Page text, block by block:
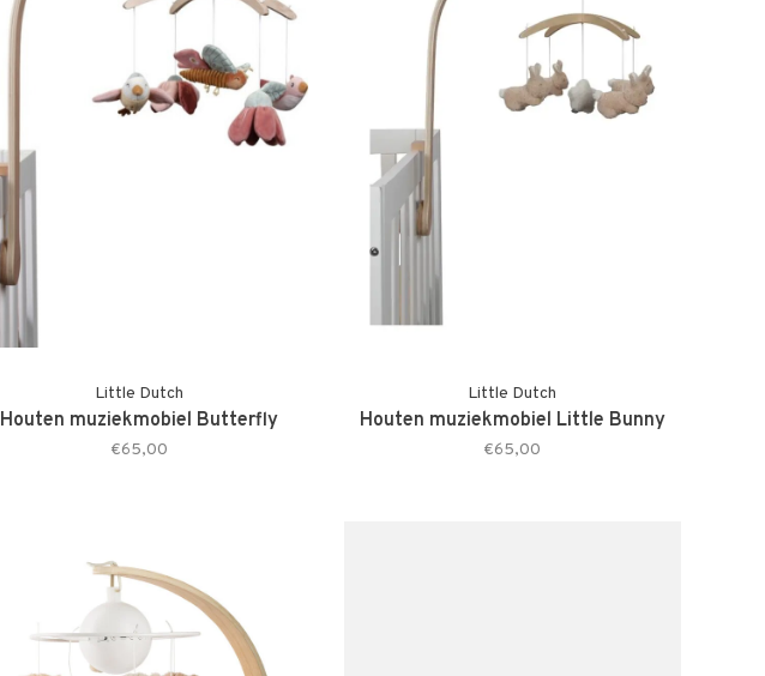
Little Dutch
Houten muziekmobiel Butterfly
€65,00
Little Dutch
Houten muziekmobiel Little Bunny
€65,00